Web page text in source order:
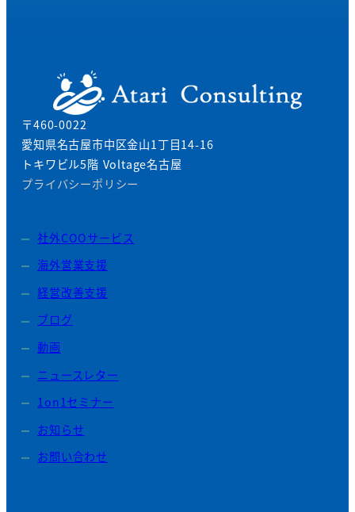
〒460-0022
愛知県名古屋市中区金山1丁目14-16
トキワビル5階 Voltage名古屋
プライバシーポリシー
社外COOサービス
海外営業支援
経営改善支援
ブログ
動画
ニュースレター
1on1セミナー
お知らせ
お問い合わせ